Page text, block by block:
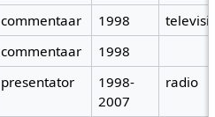
commentaar 1998
commentaar
1998
presentator
1998-
2007
radio